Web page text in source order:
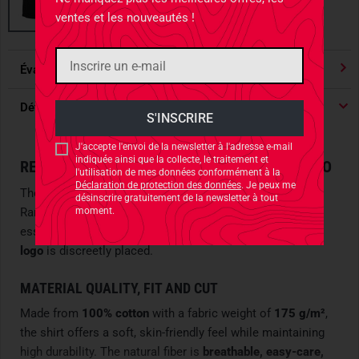
ventes et les nouveautés !
J'accepte l'envoi de la newsletter à l'adresse e-mail
indiquée ainsi que la collecte, le traitement et
l'utilisation de mes données conformément à la
Déclaration de protection des données. Je peux me
désinscrire gratuitement de la newsletter à tout
moment.
Évaluations
Détails du produit
REGULAR FIT T-SHIRT WITH HELIKON-TEX LOGO
The Helikon-Tex Logo T-Shirtis the purist version of the
Range Line shirts: a classic cotton tee, reduced to the
essentials. On the left chest, the
Helikon-Tex chameleon
logo is discreetly placed.
MATERIAL QUALITY, FIT AND CUT
Made from 100% cotton with a fabric weight of 175 g/m²,
the shirt offers a soft, skin-friendly feel while maintaining
high durability. The natural fiber is breathable, easy-care,